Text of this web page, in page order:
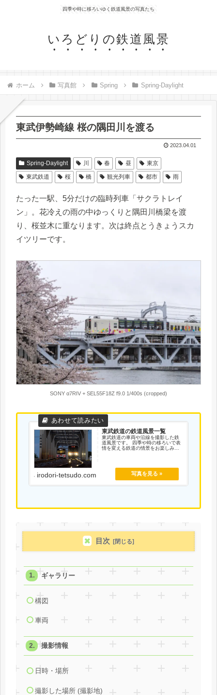
四季や時に移ろいゆく鉄道風景の写真たち
いろどりの鉄道風景
ホーム 写真館 Spring Spring-Daylight
東武伊勢崎線 桜の隅田川を渡る
2023.04.01
Spring-Daylight 川 春 昼
東京
東武鉄道
桜 橋 観光列車 都市 雨
たった一駅、5分だけの臨時列車「サクラトレイ
ン」。花冷えの雨の中ゆっくりと隅田川橋梁を渡
り、桜並木に重なります。次は終点とうきょうスカ
イツリーです。
SONY α7RIV + SEL55F18Z f9.0 1/400s (cropped)
東武鉄道の鉄道風景一覧
東武鉄道の車両や沿線を撮影した鉄
道風景です。 四季や時の移ろいで表
情を変える鉄道の情景をお楽しみく
irodori-tetsudo.com
目次
ギャラリー
構図
車両
撮影情報
日時・場所
撮影した場所 (撮影地)